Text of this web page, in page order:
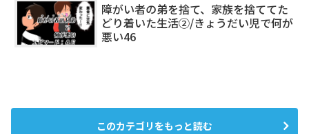
障がい者の弟を捨て、家族を捨ててた
どり着いた生活②/きょうだい児で何が
悪い46
このカテゴリをもっと読む